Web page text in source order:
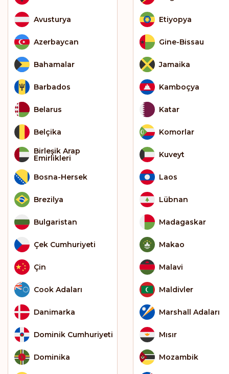
Avusturya
Azerbaycan
Bahamalar
Barbados
Belarus
Belçika
Birleşik Arap
Emirlikleri
Bosna-Hersek
Brezilya
Bulgaristan
Çek Cumhuriyeti
Çin
Cook Adaları
Danimarka
Dominik Cumhuriyeti
Dominika
Etiyopya
Gine-Bissau
Jamaika
Kamboçya
Katar
Komorlar
Kuveyt
Laos
Lübnan
Madagaskar
Makao
Malavi
Maldivler
Marshall Adaları
Mısır
Mozambik